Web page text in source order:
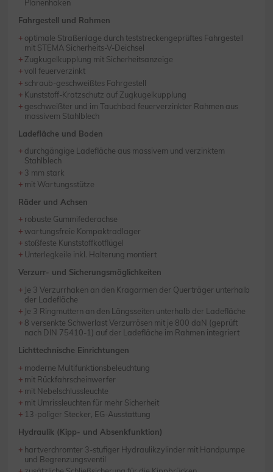
Planenhaken
Fahrgestell und Rahmen
optimale Straßenlage durch teststreckengeprüftes Fahrgestell
mit STEMA Sicherheits-V-Deichsel
Zugkugelkupplung mit Sicherheitsanzeige
voll feuerverzinkt
schraub-geschweißtes Fahrgestell
Kunststoff-Kratzschutz auf Zugkugelkupplung
geschweißter und im Tauchbad feuerverzinkter Rahmen aus
massivem Stahlblech
Ladefläche und Boden
durchgängige Ladefläche aus massivem und verzinktem
Stahlblech
3 mm stark
mit Wartungsstütze
Räder und Achsen
robuste Gummifederachse
wartungsfreie Kompaktradlager
stoßfeste Kunststoffkotflügel
Unterlegkeile inkl. Halterung montiert
Verzurr- und Sicherungsmöglichkeiten
Je 3 Verzurrhaken an den Kragarmen der Querträger unterhalb
der Ladefläche
Je 3 Ringmuttern an den Längsseiten unterhalb der Ladefläche
8 versenkte Schwerlast Verzurrösen mit je 800 daN (geprüft
nach DIN 75410-1) auf der Ladefläche im Rahmen integriert
Lichttechnische Einrichtungen
moderne Multifunktionsbeleuchtung
mit Rückfahrscheinwerfer
mit Nebelschlussleuchte
mit Umrissleuchten für mehr Sicherheit
13-poliger Stecker, EG-Ausstattung
Hydraulik (Kipp- und Absenkfunktion)
hartverchromter 3-stufiger Hydraulikzylinder mit Handpumpe
und Begrenzungsventil